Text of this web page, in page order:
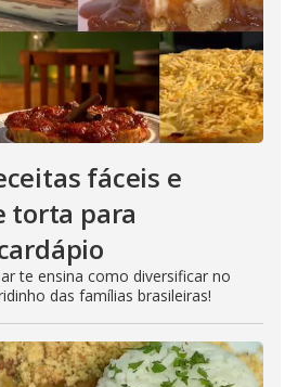
fáceis e
torta para
te ensina como diversificar no
das famílias brasileiras!